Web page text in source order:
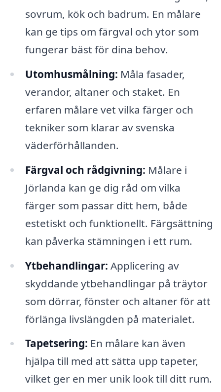
sovrum, kök och badrum. En målare
kan ge tips om färgval och ytor som
fungerar bäst för dina behov.
Utomhusmålning: Måla fasader,
verandor, altaner och staket. En
erfaren målare vet vilka färger och
tekniker som klarar av svenska
väderförhållanden.
Färgval och rådgivning: Målare i
Jörlanda kan ge dig råd om vilka
färger som passar ditt hem, både
estetiskt och funktionellt. Färgsättning
kan påverka stämningen i ett rum.
Ytbehandlingar: Applicering av
skyddande ytbehandlingar på träytor
som dörrar, fönster och altaner för att
förlänga livslängden på materialet.
Tapetsering: En målare kan även
hjälpa till med att sätta upp tapeter,
vilket ger en mer unik look till ditt rum.